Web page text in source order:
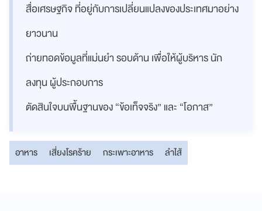
สื่อเศรษฐกิจ ที่อยู่กับการเปลี่ยนแปลงของประเทศมาอย่าง
ยาวนาน
ถ่ายทอดข้อมูลที่แม่นยำ รอบด้าน เพื่อให้ผู้บริหาร นัก
ลงทุน ผู้ประกอบการ
ตัดสินใจบนพื้นฐานของ “ข้อเท็จจริง” และ “โอกาส”
อาหาร เสี่ยงโรคร้าย กระเพาะอาหาร ลำไส้